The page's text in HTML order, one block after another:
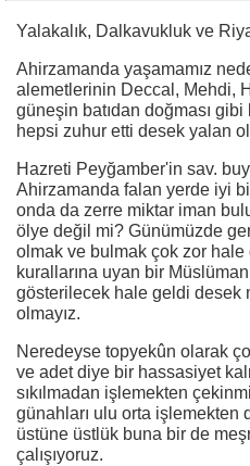
Yalakalık, Dalkavukluk ve
Ahirzamanda yaşamamız
alemetlerinin Deccal, Mehdi,
güneşin batıdan doğması
hepsi zuhur etti desek yalan
Hazreti Peyğamber'in sav.
Ahirzamanda falan yerde iyi
onda da zerre miktar iman
ölye değil mi? Günümüzde
olmak ve bulmak çok zor
kurallarına uyan bir
gösterilecek hale geldi desek
olmayız.
Neredeyse topyekûn olarak
ve adet diye bir hassasiyet
sıkılmadan işlemekten
günahları ulu orta işlemekten
üstüne üstlük buna bir de
çalışıyoruz.